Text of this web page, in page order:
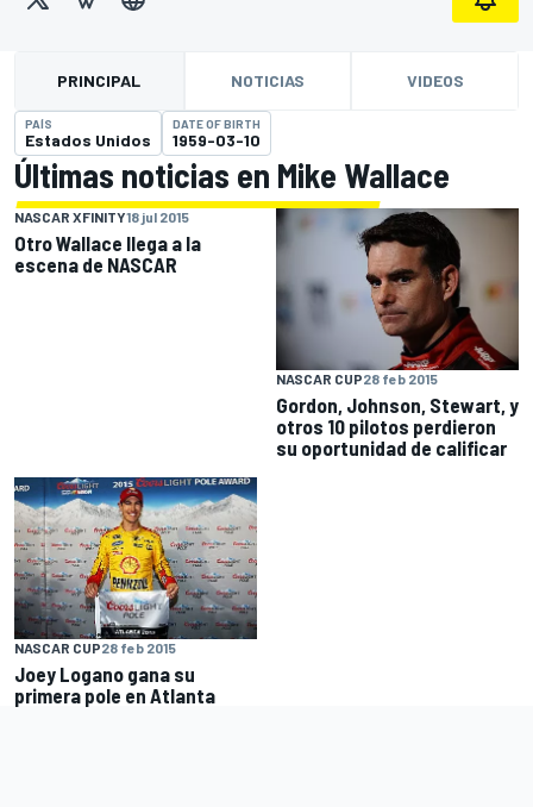
PRINCIPAL NOTICIAS VIDEOS
PAÍS
Estados Unidos
DATE OF BIRTH
1959-03-10
Últimas noticias en Mike Wallace
NASCAR XFINITY18 jul 2015
Otro Wallace llega a la
escena de NASCAR
NASCAR CUP28 feb 2015
Gordon, Johnson, Stewart, y
otros 10 pilotos perdieron
su oportunidad de calificar
NASCAR CUP28 feb 2015
Joey Logano gana su
primera pole en Atlanta